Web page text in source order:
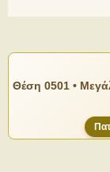
Θέση 0501 •